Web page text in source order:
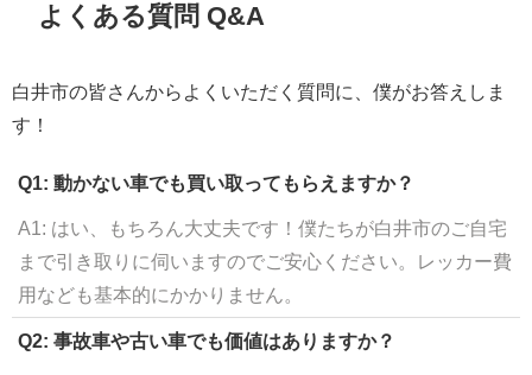
よくある質問 Q&A
白井市の皆さんからよくいただく質問に、僕がお答えしま
す！
Q1: 動かない車でも買い取ってもらえますか？
A1: はい、もちろん大丈夫です！僕たちが白井市のご自宅
まで引き取りに伺いますのでご安心ください。レッカー費
用なども基本的にかかりません。
Q2: 事故車や古い車でも価値はありますか？